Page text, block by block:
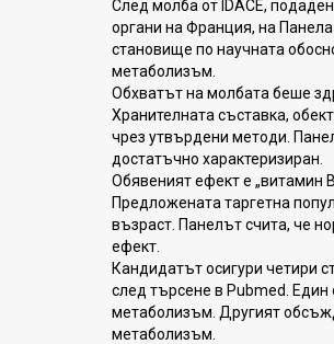
След молба от IDACE,
органи на Франция, на
становище по научната
метаболизъм.
Обхватът на молбата беше
Хранителната съставка,
чрез утвърдени методи.
достатъчно характеризиран.
Обявеният ефект е „витамин
Предложената таргетна
възраст. Панелът счита, че
ефект.
Кандидатът осигури четири
след търсене в Pubmed.
метаболизъм. Другият
метаболизъм.